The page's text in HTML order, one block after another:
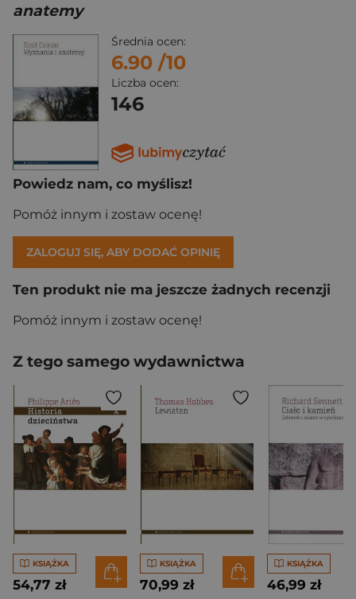
anatemy
Średnia ocen:
6.90 /10
Liczba ocen:
146
Powiedz nam, co myślisz!
Pomóż innym i zostaw ocenę!
ZALOGUJ SIĘ, ABY DODAĆ OPINIĘ
Ten produkt nie ma jeszcze żadnych recenzji
Pomóż innym i zostaw ocenę!
Z tego samego wydawnictwa
KSIĄŻKA
54,77 zł
KSIĄŻKA
70,99 zł
KSIĄŻKA
46,99 zł